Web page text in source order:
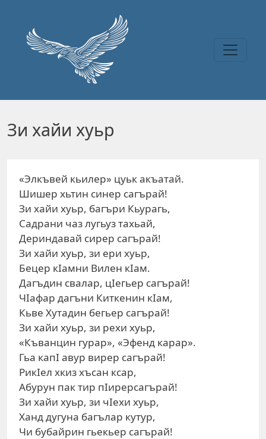
Зи хайи хуьр
«Элкъвей кьилер» цуьк акъатай.
Шишер хьтин синер сагърай!
Зи хайи хуьр, багъри Кьурагь,
Садрани чаз лугьуз тахьай,
Дериндавай сирер сагърай!
Зи хайи хуьр, зи ери хуьр,
Бецер кIамни Вилен кIам.
Дагъдин свалар, цIегьер сагърай!
ЧIафар дагъни Киткенин кIам,
Кьве Хутадин бегьер сагърай!
Зи хайи хуьр, зи рехи хуьр,
«Къванцин гурар», «Эфенд карар».
Гьа капI авур вирер сагърай!
РикIел хкиз хъсан ксар,
Абурун пак тир пIирерсагърай!
Зи хайи хуьр, зи чIехи хуьр,
Ханд дугуна багълар кутур,
Чи бубайрин гьекьер сагърай!